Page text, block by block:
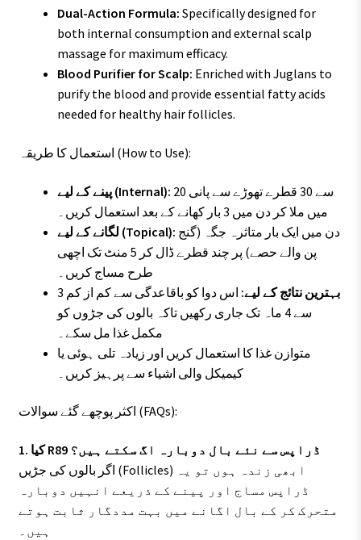
Dual-Action Formula: Specifically designed for
both internal consumption and external scalp
massage for maximum efficacy.
Blood Purifier for Scalp: Enriched with Juglans to
purify the blood and provide essential fatty acids
needed for healthy hair follicles.
استعمال کا طریقہ (How to Use):
پینے کے لیے (Internal): 20 سے 30 قطرے تھوڑے سے پانی
میں ملا کر دن میں 3 بار کھانے کے بعد استعمال کریں۔
لگانے کے لیے (Topical):
پن والے حصے) پر چند قطرے ڈال کر 5 منٹ تک اچھی
طرح مساج کریں۔
بہترین نتائج کے لیے:
اس دوا کو باقاعدگی سے کم از کم 3
سے 4 ماہ تک جاری رکھیں تاکہ بالوں کی جڑوں کو
مکمل غذا مل سکے۔
متوازن غذا کا استعمال کریں اور زیادہ تلی ہوئی یا
کیمیکل والی اشیاء سے پرہیز کریں۔
اکثر پوچھے گئے سوالات (FAQs):
1. کیا R89 ڈراپس سے نئے بال دوبارہ اگ سکتے ہیں؟
اگر بالوں کی جڑیں (Follicles) ابھی زندہ ہوں تو یہ
ڈراپس مساج اور پینے کے ذریعے انہیں دوبارہ
متحرک کر کے بال اگانے میں بہت مددگار ثابت ہوتے
ہیں۔